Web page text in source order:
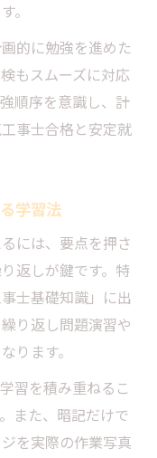
。
的に勉強を進めた
もスムーズに対応
順序を意識し、計
事士合格と安定就
学習法
には、要点を押さ
返しが鍵です。特
士基礎知識」に出
り返し問題演習や
ります。
習を積み重ねるこ
また、暗記だけで
を実際の作業写真